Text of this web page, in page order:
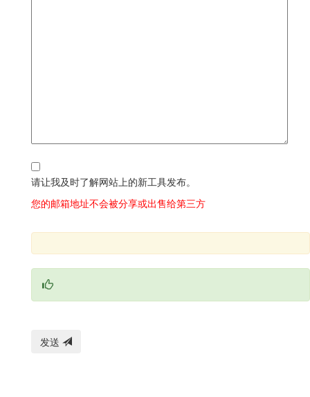
请让我及时了解网站上的新工具发布。
您的邮箱地址不会被分享或出售给第三方
发送